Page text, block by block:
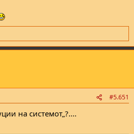
#5.651
на системот„?....